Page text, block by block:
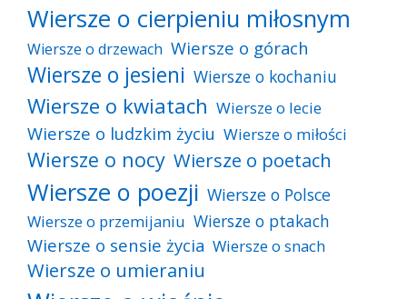
Wiersze o cierpieniu miłosnym
Wiersze o drzewach Wiersze o górach
Wiersze o jesieni Wiersze o kochaniu
Wiersze o kwiatach Wiersze o lecie
Wiersze o ludzkim życiu Wiersze o miłości
Wiersze o nocy Wiersze o poetach
Wiersze o poezji Wiersze o Polsce
Wiersze o przemijaniu Wiersze o ptakach
Wiersze o sensie życia Wiersze o snach
Wiersze o umieraniu